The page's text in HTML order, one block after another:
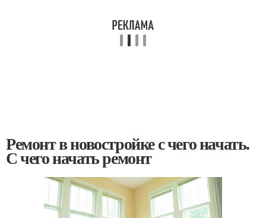
Ремонт в новостройке с чего начать.
С чего начать ремонт